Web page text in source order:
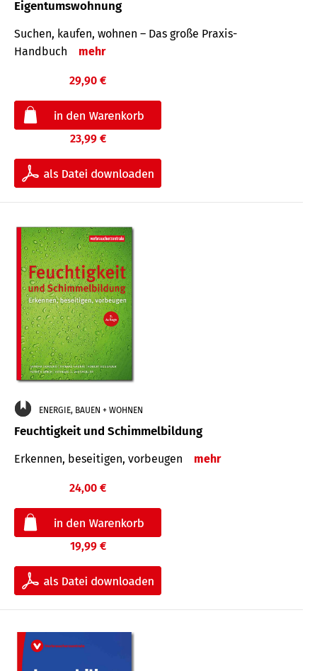
Eigentumswohnung
Suchen, kaufen, wohnen – Das große Praxis-
Handbuch
mehr
29,90 €
23,99 €
ENERGIE, BAUEN + WOHNEN
Feuchtigkeit und Schimmelbildung
Erkennen, beseitigen, vorbeugen mehr
24,00 €
19,99 €